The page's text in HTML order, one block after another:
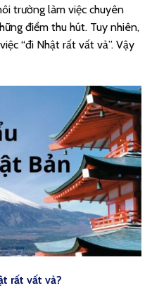
trường làm việc chuyên
điểm thu hút. Tuy nhiên,
“đi Nhật rất vất vả”. Vậy
rất vất vả?